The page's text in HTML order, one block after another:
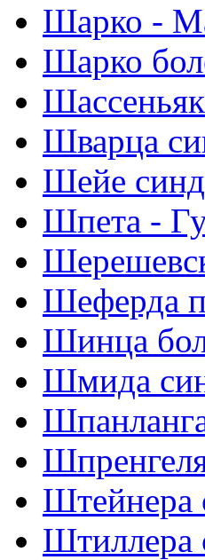
Шарко -
Шарко
Шварца
Шейе
Шпета -
Шеферда
Шинца
Шмида
Штейнера
Штиллера